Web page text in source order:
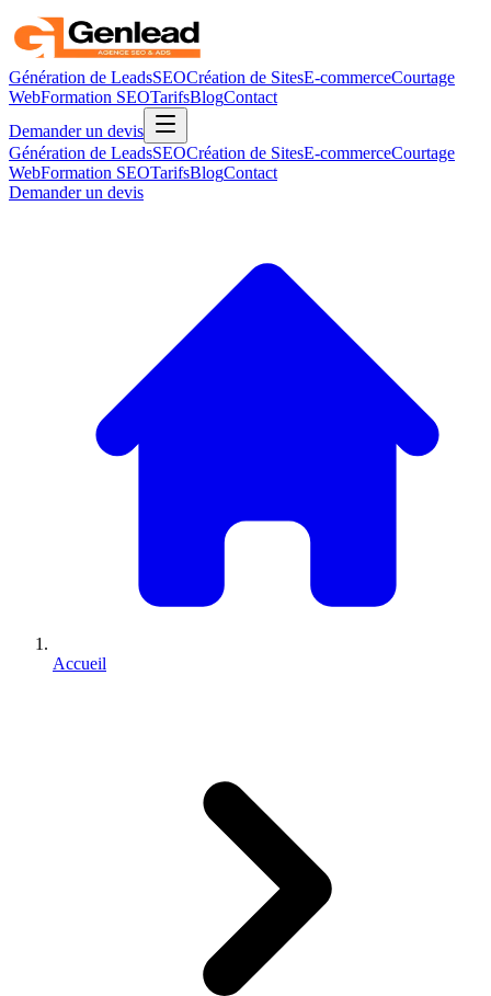
Génération de LeadsSEOCréation de SitesE-commerceCourtage
WebFormation SEOTarifsBlogContact
Demander un devis
Génération de LeadsSEOCréation de SitesE-commerceCourtage
WebFormation SEOTarifsBlogContact
Demander un devis
Accueil